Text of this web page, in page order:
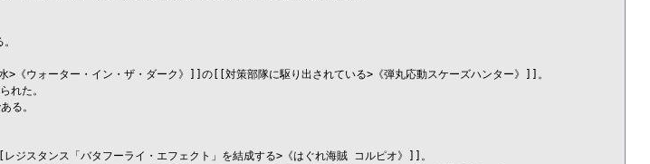
ウォーター・イン・ザ・ダーク》]]の[[対策部隊に駆り出されている>《弾丸応動スケーズハンター》]]。
れた。
る。
スタンス「バタフーライ・エフェクト」を結成する>《はぐれ海賊 コルピオ》]]。